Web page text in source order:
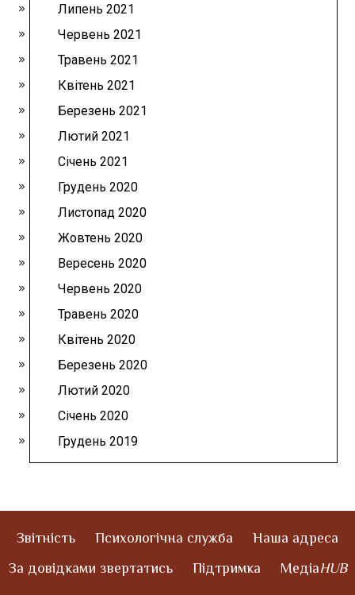
Липень 2021
Червень 2021
Травень 2021
Квітень 2021
Березень 2021
Лютий 2021
Січень 2021
Грудень 2020
Листопад 2020
Жовтень 2020
Вересень 2020
Червень 2020
Травень 2020
Квітень 2020
Березень 2020
Лютий 2020
Січень 2020
Грудень 2019
Звітність Психологічна служба
Наша адреса
За довідками звертатись
Підтримка МедіаHUB